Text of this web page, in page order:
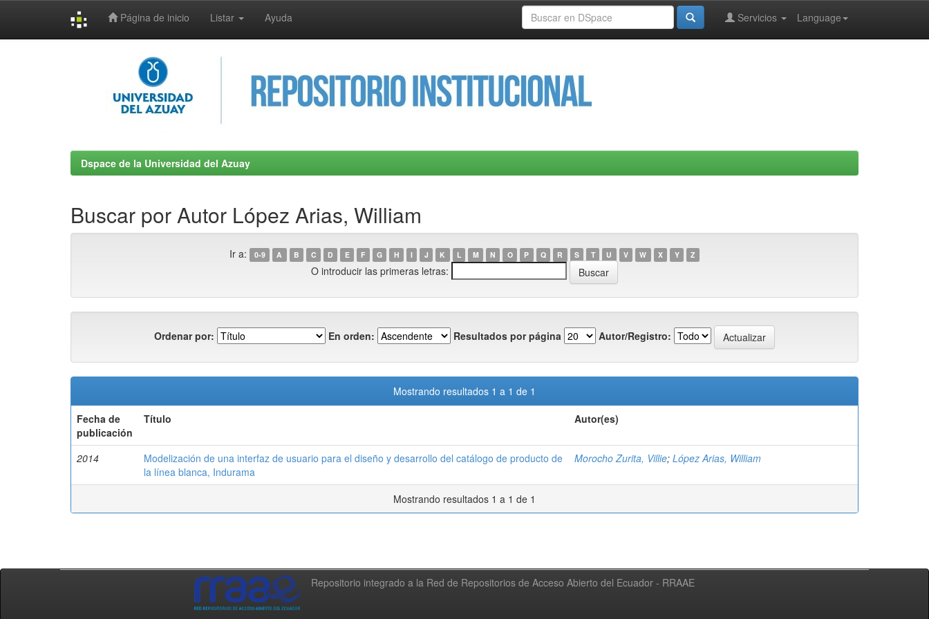
Página de inicio Listar Ayuda Language
Servicios
Dspace de la Universidad del Azuay
Buscar por Autor López Arias, William
Ir a: 0-9 A B C D E F G H I J K L M N O P Q R S T U V W X Y Z
O introducir las primeras letras:
Ordenar por: En orden: Resultados por página Autor/Registro:
Mostrando resultados 1 a 1 de 1
Fecha de
publicación
Título Autor(es)
2014
Modelización de una interfaz de usuario para el diseño y desarrollo del catálogo de producto de
la línea blanca, Indurama
Morocho Zurita, Villie; López Arias, William
Mostrando resultados 1 a 1 de 1
Repositorio integrado a la Red de Repositorios de Acceso Abierto del Ecuador - RRAAE